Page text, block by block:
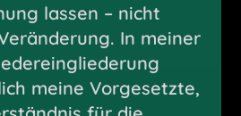
lassen – nicht
In meiner
meine Vorgesetzte,